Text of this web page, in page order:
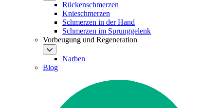
Rückenschmerzen
Knieschmerzen
Schmerzen in der Hand
Schmerzen im Sprunggelenk
Vorbeugung und Regeneration
Narben
Blog